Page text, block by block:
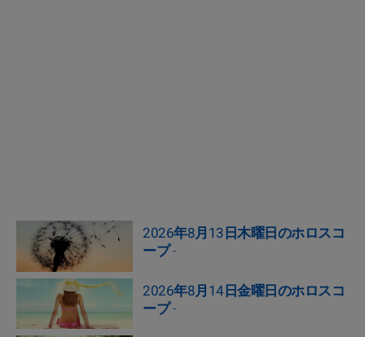
2026年8月13日木曜日のホロスコ
ープ-
2026年8月14日金曜日のホロスコ
ープ-